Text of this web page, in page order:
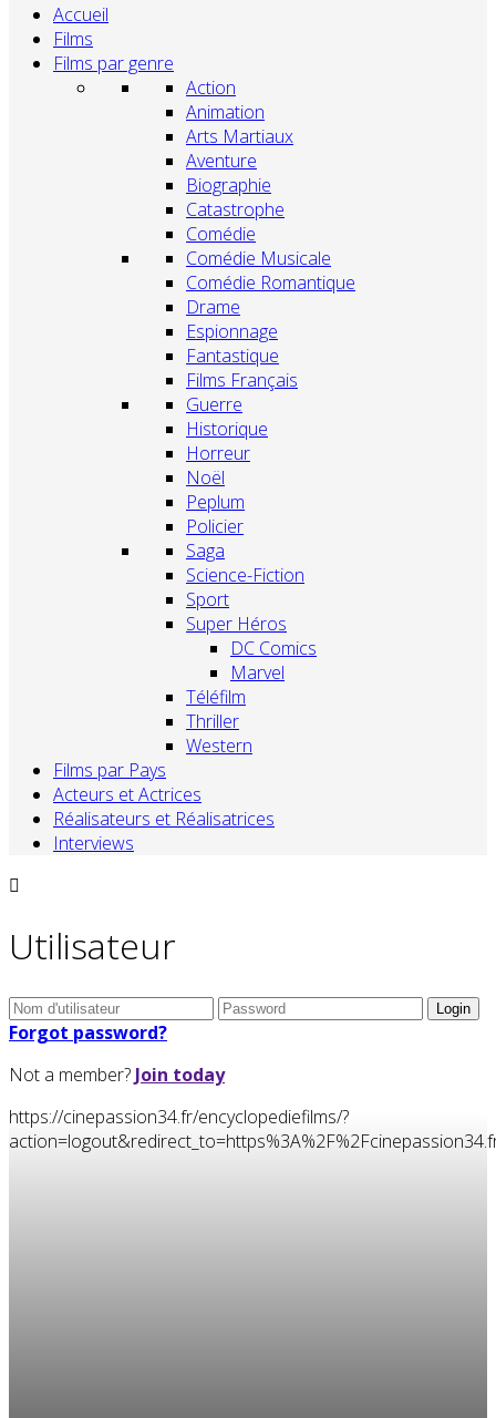
Accueil
Films
Films par genre
Action
Animation
Arts Martiaux
Aventure
Biographie
Catastrophe
Comédie
Comédie Musicale
Comédie Romantique
Drame
Espionnage
Fantastique
Films Français
Guerre
Historique
Horreur
Noël
Peplum
Policier
Saga
Science-Fiction
Sport
Super Héros
DC Comics
Marvel
Téléfilm
Thriller
Western
Films par Pays
Acteurs et Actrices
Réalisateurs et Réalisatrices
Interviews
Utilisateur
Forgot password?
Not a member? Join today
https://cinepassion34.fr/encyclopediefilms/?